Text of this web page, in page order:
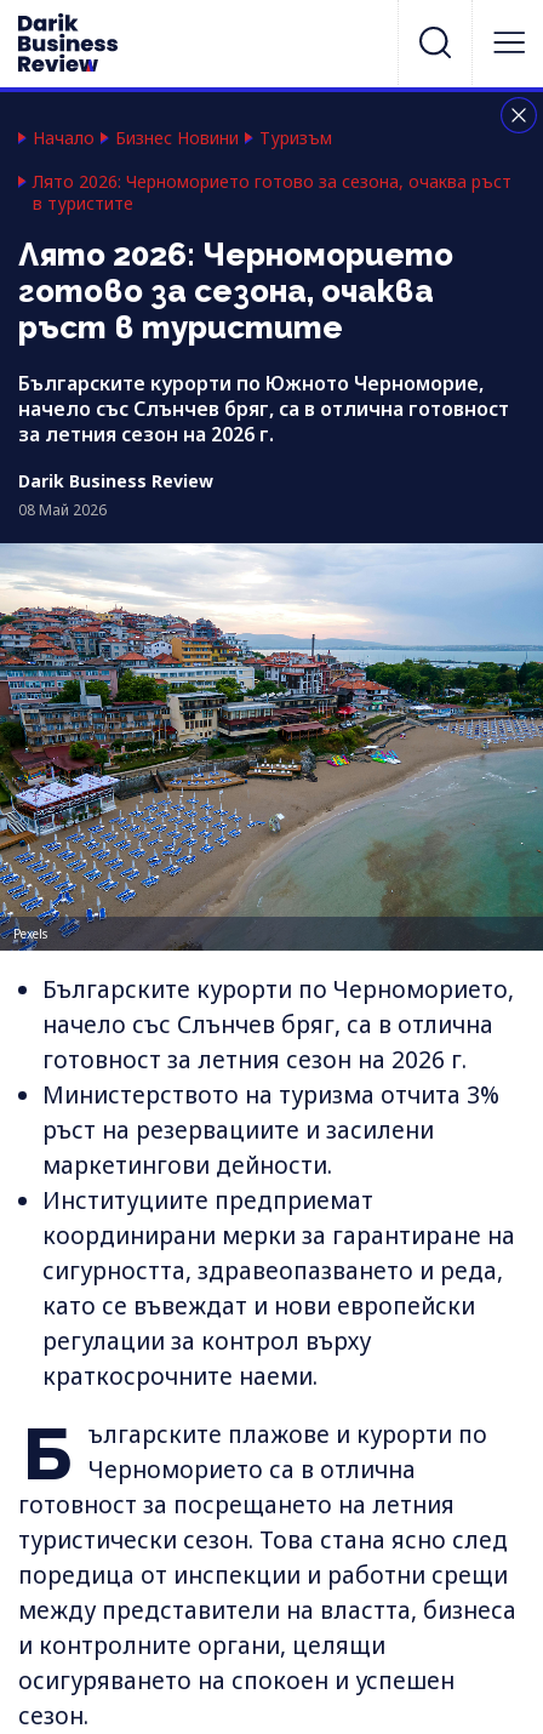
Начало Бизнес Новини
Туризъм
Лято 2026: Черноморието готово за сезона, очаква ръст
в туристите
Лято 2026: Черноморието
готово за сезона, очаква
ръст в туристите
Българските курорти по Южното Черноморие,
начело със Слънчев бряг, са в отлична готовност
за летния сезон на 2026 г.
Darik Business Review
08 Май 2026
Pexels
Българските курорти по Черноморието,
начело със Слънчев бряг, са в отлична
готовност за летния сезон на 2026 г.
Министерството на туризма отчита 3%
ръст на резервациите и засилени
маркетингови дейности.
Институциите предприемат
координирани мерки за гарантиране на
сигурността, здравеопазването и реда,
като се въвеждат и нови европейски
регулации за контрол върху
краткосрочните наеми.
Б ългарските плажове и курорти по
Черноморието са в отлична
готовност за посрещането на летния
туристически сезон. Това стана ясно след
поредица от инспекции и работни срещи
между представители на властта, бизнеса
и контролните органи, целящи
осигуряването на спокоен и успешен
сезон.